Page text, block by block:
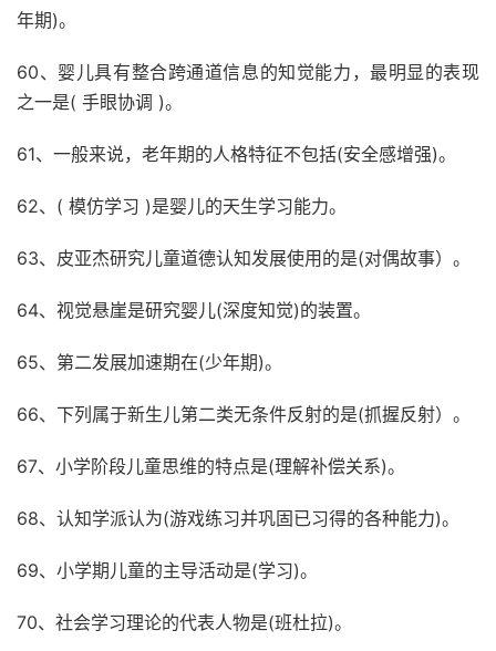
年期)。
60、婴儿具有整合跨通道信息的知觉能力，最明显的表现
之一是( 手眼协调 )。
61、一般来说，老年期的人格特征不包括(安全感增强)。
62、( 模仿学习 )是婴儿的天生学习能力。
63、皮亚杰研究儿童道德认知发展使用的是(对偶故事）。
64、视觉悬崖是研究婴儿(深度知觉)的装置。
65、第二发展加速期在(少年期)。
66、下列属于新生儿第二类无条件反射的是(抓握反射）。
67、小学阶段儿童思维的特点是(理解补偿关系)。
68、认知学派认为(游戏练习并巩固已习得的各种能力)。
69、小学期儿童的主导活动是(学习)。
70、社会学习理论的代表人物是(班杜拉)。